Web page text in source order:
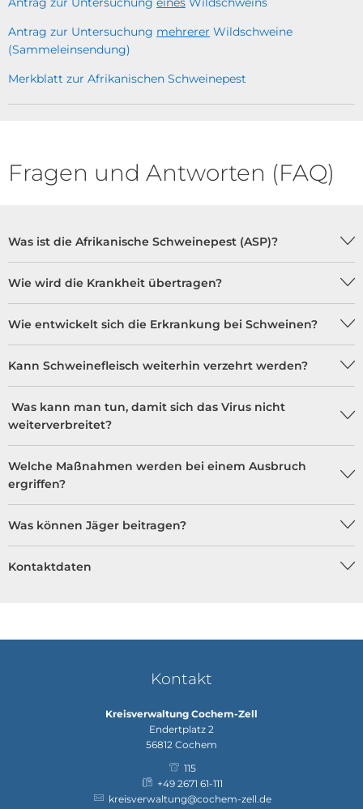
Antrag zur Untersuchung mehrerer Wildschweine
(Sammeleinsendung)
Merkblatt zur Afrikanischen Schweinepest
Fragen und Antworten (FAQ)
Was ist die Afrikanische Schweinepest (ASP)?
Wie wird die Krankheit übertragen?
Wie entwickelt sich die Erkrankung bei Schweinen?
Kann Schweinefleisch weiterhin verzehrt werden?
Was kann man tun, damit sich das Virus nicht
weiterverbreitet?
Welche Maßnahmen werden bei einem Ausbruch
ergriffen?
Was können Jäger beitragen?
Kontaktdaten
Kontakt
Kreisverwaltung Cochem-Zell
Endertplatz 2
56812 Cochem
115
+49 2671 61-111
kreisverwaltung@cochem-zell.de